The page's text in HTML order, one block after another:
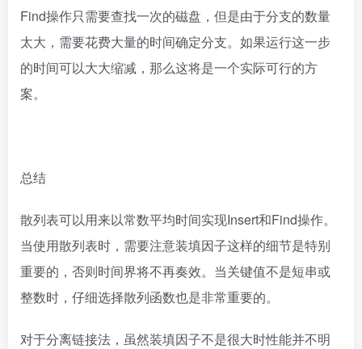
Find操作只需要查找一次的磁盘，但是由于分支的数量
太大，需要花费大量的时间确定分支。如果运行这一步
的时间可以大大缩减，那么这将是一个实际可行的方
案。
总结
散列表可以用来以常数平均时间实现Insert和Find操作。
当使用散列表时，需要注意装填因子这样的细节是特别
重要的，否则时间界将不再奏效。当关键值不是短串或
整数时，仔细选择散列函数也是非常重要的。
对于分离链接法，虽然装填因子不是很大时性能并不明